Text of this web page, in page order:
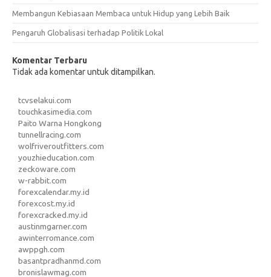
Membangun Kebiasaan Membaca untuk Hidup yang Lebih Baik
Pengaruh Globalisasi terhadap Politik Lokal
Komentar Terbaru
Tidak ada komentar untuk ditampilkan.
tcvselakui.com
touchkasimedia.com
Paito Warna Hongkong
tunnellracing.com
wolfriveroutfitters.com
youzhieducation.com
zeckoware.com
w-rabbit.com
forexcalendar.my.id
forexcost.my.id
forexcracked.my.id
austinmgarner.com
awinterromance.com
awppgh.com
basantpradhanmd.com
bronislawmag.com